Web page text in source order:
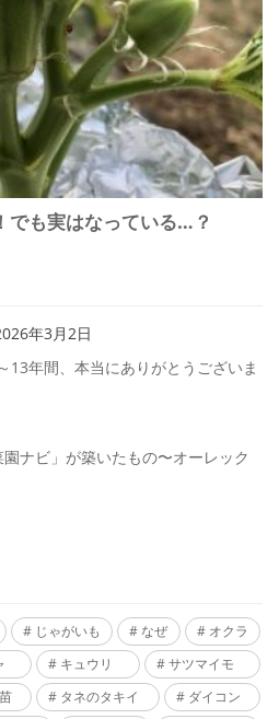
年3月2日
13年間、本当にありがとうございま
ナビ」が築いたもの〜オーレック
じゃがいも なぜ
オクラ
キュウリ
サツマイモ
タネのタキイ
ダイコン